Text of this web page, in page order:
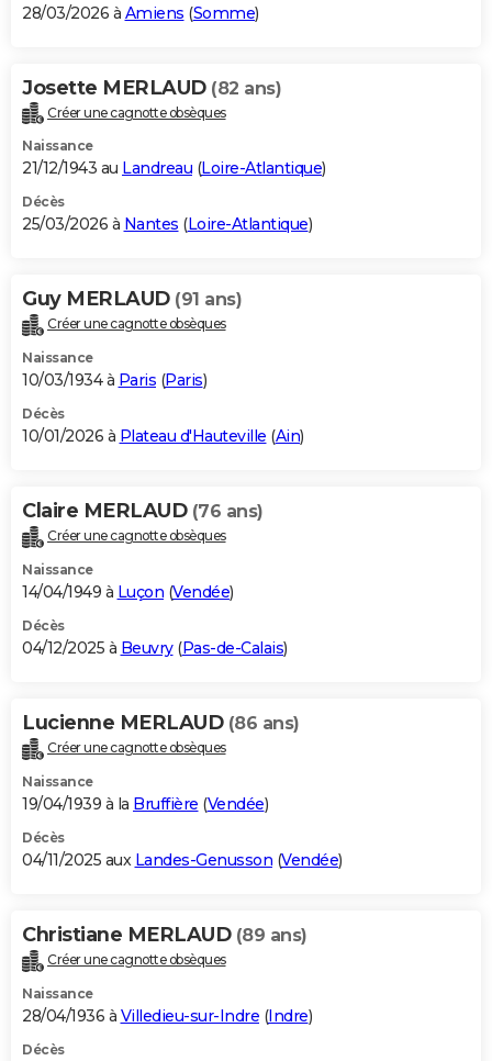
28/03/2026 à Amiens (Somme)
Josette MERLAUD (82 ans)
Créer une cagnotte obsèques
Naissance
21/12/1943 au Landreau (Loire-Atlantique)
Décès
25/03/2026 à Nantes (Loire-Atlantique)
Guy MERLAUD (91 ans)
Créer une cagnotte obsèques
Naissance
10/03/1934 à Paris (Paris)
Décès
10/01/2026 à Plateau d'Hauteville (Ain)
Claire MERLAUD (76 ans)
Créer une cagnotte obsèques
Naissance
14/04/1949 à Luçon (Vendée)
Décès
04/12/2025 à Beuvry(Pas-de-Calais)
Lucienne MERLAUD (86 ans)
Créer une cagnotte obsèques
Naissance
19/04/1939 à la Bruffière (Vendée)
Décès
04/11/2025 aux Landes-Genusson (Vendée)
Christiane MERLAUD (89 ans)
Créer une cagnotte obsèques
Naissance
28/04/1936 à Villedieu-sur-Indre (Indre)
Décès